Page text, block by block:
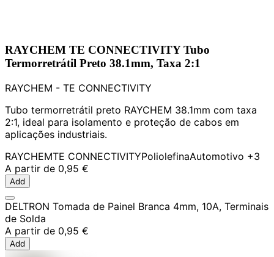
RAYCHEM TE CONNECTIVITY Tubo
Termorretrátil Preto 38.1mm, Taxa 2:1
RAYCHEM - TE CONNECTIVITY
Tubo termorretrátil preto RAYCHEM 38.1mm com taxa
2:1, ideal para isolamento e proteção de cabos em
aplicações industriais.
RAYCHEMTE CONNECTIVITYPoliolefinaAutomotivo +3
A partir de 0,95 €
Add
DELTRON Tomada de Painel Branca 4mm, 10A, Terminais
de Solda
A partir de 0,95 €
Add